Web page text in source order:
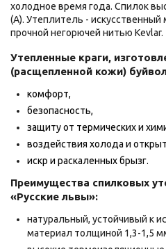
холодное время года. Спилок
(А). Утеплитель -
прочной негорючей нитью Kevlar.
Утепленные краги,
(расщепленной кожи)
комфорт,
безопасность,
защиту от термических и
воздействия холода и
искр и раскаленных брызг.
Преимущества спилковых
«Русские львы»:
натуральный, устойчивый к
материал толщиной 1,3-1,5